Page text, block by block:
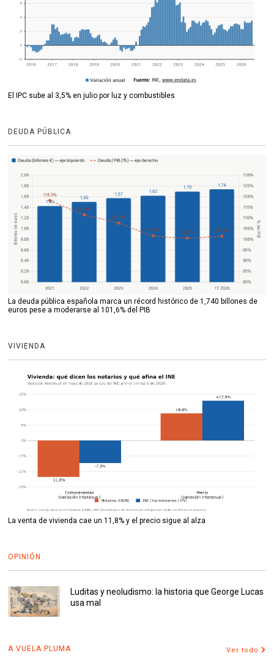
El IPC sube al 3,5% en julio por luz y combustibles
DEUDA PÚBLICA
La deuda pública española marca un récord histórico de 1,740 billones de
euros pese a moderarse al 101,6% del PIB
VIVIENDA
La venta de vivienda cae un 11,8% y el precio sigue al alza
OPINIÓN
Luditas y neoludismo: la historia que George Lucas
usa mal
A VUELA PLUMA Ver todo